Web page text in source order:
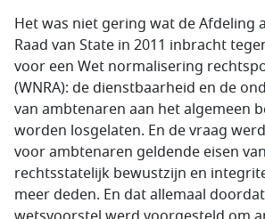
Het was niet gering wat de Afdeling
Raad van State in 2011 inbracht
voor een Wet normalisering
(WNRA): de dienstbaarheid en de
van ambtenaren aan het algemeen
worden losgelaten. En de vraag
voor ambtenaren geldende eisen
rechtsstatelijk bewustzijn en
meer deden. En dat allemaal